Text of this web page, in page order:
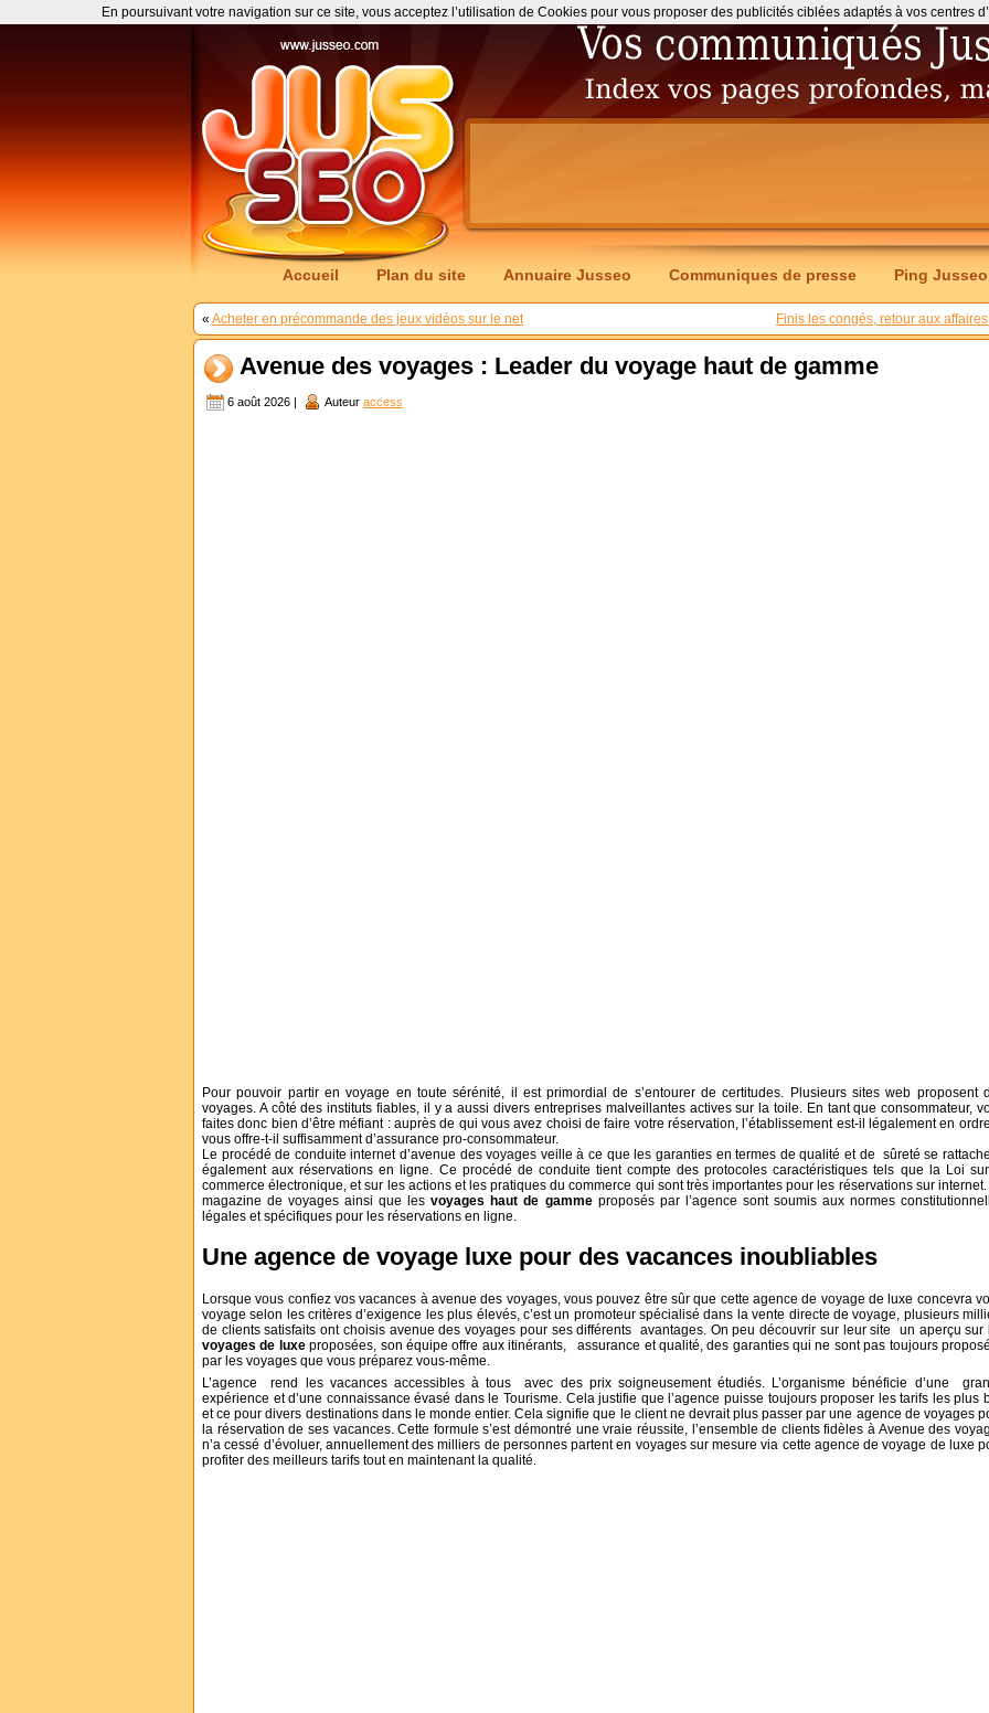
Accueil Plan du site Annuaire Jusseo Communiques de presse Ping Jusseo
« Acheter en précommande des jeux vidéos sur le net Finis les congés, retour aux
Avenue des voyages : Leader du voyage haut de gamme
6 août 2026 | Auteur access
Pour pouvoir partir en voyage en toute sérénité, il est primordial de s’entourer de certitudes. Plusieurs sites web proposent
voyages. A côté des instituts fiables, il y a aussi divers entreprises malveillantes actives sur la toile. En tant que consommateur,
faites donc bien d’être méfiant : auprès de qui vous avez choisi de faire votre réservation, l’établissement est-il légalement en
vous offre-t-il suffisamment d’assurance pro-consommateur.
Le procédé de conduite internet d’avenue des voyages veille à ce que les garanties en termes de qualité et de sûreté se
également aux réservations en ligne. Ce procédé de conduite tient compte des protocoles caractéristiques tels que la Loi
commerce électronique, et sur les actions et les pratiques du commerce qui sont très importantes pour les réservations sur internet.
magazine de voyages ainsi que lesvoyages haut de gammeproposés par l’agence sont soumis aux normes
légales et spécifiques pour les réservations en ligne.
Une agence de voyage luxe pour des vacances inoubliables
Lorsque vous confiez vos vacances à avenue des voyages, vous pouvez être sûr que cette agence de voyage de luxe concevra
voyage selon les critères d’exigence les plus élevés, c’est un promoteur spécialisé dans la vente directe de voyage, plusieurs
de clients satisfaits ont choisis avenue des voyages pour ses différents avantages. On peu découvrir sur leur site un aperçu sur
voyages de luxeproposées, son équipe offre aux itinérants, assurance et qualité, des garanties qui ne sont pas toujours
par les voyages que vous préparez vous-même.
L’agence rend les vacances accessibles à tous avec des prix soigneusement étudiés. L’organisme bénéficie d’une
expérience et d’une connaissance évasé dans le Tourisme. Cela justifie que l’agence puisse toujours proposer les tarifs les plus
et ce pour divers destinations dans le monde entier. Cela signifie que le client ne devrait plus passer par une agence de voyages
la réservation de ses vacances. Cette formule s’est démontré une vraie réussite, l’ensemble de clients fidèles à Avenue des
n’a cessé d’évoluer, annuellement des milliers de personnes partent en voyages sur mesure via cette agence de voyage de luxe
profiter des meilleurs tarifs tout en maintenant la qualité.
En poursuivant votre navigation sur ce site, vous acceptez l’utilisation de Cookies pour vous proposer des publicités ciblées adaptés à vos centres